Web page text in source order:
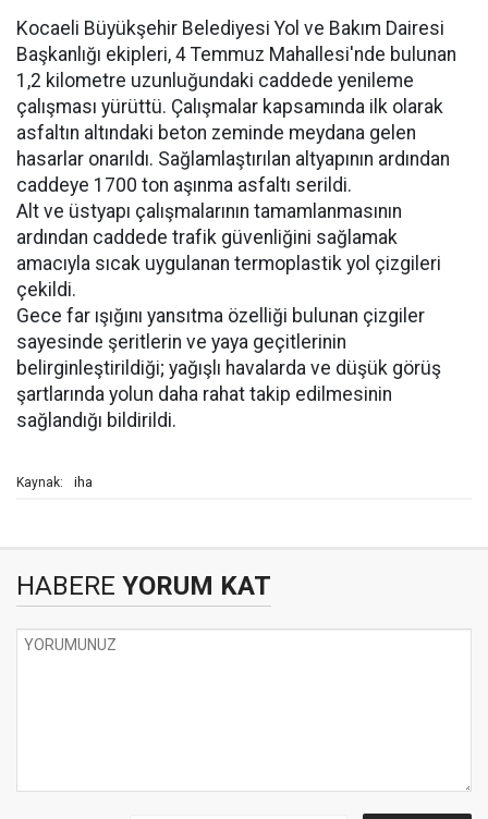
Kocaeli Büyükşehir Belediyesi Yol ve Bakım Dairesi
Başkanlığı ekipleri, 4 Temmuz Mahallesi'nde bulunan
1,2 kilometre uzunluğundaki caddede yenileme
çalışması yürüttü. Çalışmalar kapsamında ilk olarak
asfaltın altındaki beton zeminde meydana gelen
hasarlar onarıldı. Sağlamlaştırılan altyapının ardından
caddeye 1700 ton aşınma asfaltı serildi.
Alt ve üstyapı çalışmalarının tamamlanmasının
ardından caddede trafik güvenliğini sağlamak
amacıyla sıcak uygulanan termoplastik yol çizgileri
çekildi.
Gece far ışığını yansıtma özelliği bulunan çizgiler
sayesinde şeritlerin ve yaya geçitlerinin
belirginleştirildiği; yağışlı havalarda ve düşük görüş
şartlarında yolun daha rahat takip edilmesinin
sağlandığı bildirildi.
Kaynak: iha
HABERE YORUM KAT